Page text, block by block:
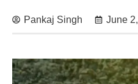
Pankaj Singh June